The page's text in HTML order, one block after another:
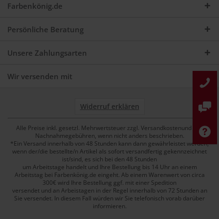
Farbenkönig.de
Persönliche Beratung
Unsere Zahlungsarten
Wir versenden mit
Widerruf erklären
Alle Preise inkl. gesetzl. Mehrwertsteuer zzgl. Versandkostenund ggf.
Nachnahmegebühren, wenn nicht anders beschrieben.
*Ein Versand innerhalb von 48 Stunden kann dann gewährleistet werden,
wenn der/die bestellte/n Artikel als sofort versandfertig gekennzeichnet
ist/sind, es sich bei den 48 Stunden
um Arbeitstage handelt und Ihre Bestellung bis 14 Uhr an einem
Arbeitstag bei Farbenkönig.de eingeht. Ab einem Warenwert von circa
300€ wird Ihre Bestellung ggf. mit einer Spedition
versendet und an Arbeistagen in der Regel innerhalb von 72 Stunden an
Sie versendet. In diesem Fall würden wir Sie telefonisch vorab darüber
informieren.